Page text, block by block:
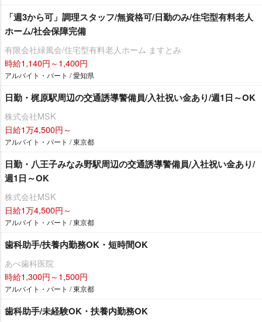
「週3から可」調理スタッフ/無資格可/日勤のみ/住宅型有料老人
ホーム/社会保障完備
有限会社緑風会/住宅型有料老人ホーム ますとみ
時給1,140円～1,400円
アルバイト・パート / 愛知県
日勤・梶原駅周辺の交通誘導警備員/入社祝い金あり/週1日～OK
株式会社MSK
日給1万4,500円～
アルバイト・パート / 東京都
日勤・八王子みなみ野駅周辺の交通誘導警備員/入社祝い金あり/
週1日～OK
株式会社MSK
日給1万4,500円～
アルバイト・パート / 東京都
歯科助手/扶養内勤務OK・短時間OK
あべ歯科医院
時給1,300円～1,500円
アルバイト・パート / 東京都
歯科助手/未経験OK・扶養内勤務OK